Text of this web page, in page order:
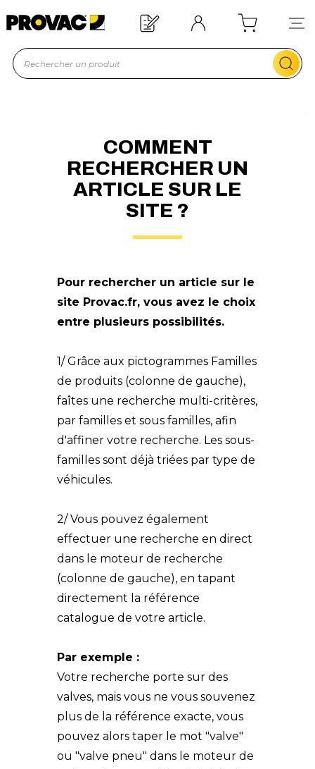
Besoin d'un équipement ?
COMMENT
RECHERCHER UN
ARTICLE SUR LE
SITE ?
Pour rechercher un article sur le
site Provac.fr, vous avez le choix
entre plusieurs possibilités.
1/ Grâce aux pictogrammes Familles
de produits (colonne de gauche),
faîtes une recherche multi-critères,
par familles et sous familles, afin
d'affiner votre recherche. Les sous-
familles sont déjà triées par type de
véhicules.
2/ Vous pouvez également
effectuer une recherche en direct
dans le moteur de recherche
(colonne de gauche), en tapant
directement la référence
catalogue de votre article.
Par exemple :
Votre recherche porte sur des
valves, mais vous ne vous souvenez
plus de la référence exacte, vous
pouvez alors taper le mot "valve"
ou "valve pneu" dans le moteur de